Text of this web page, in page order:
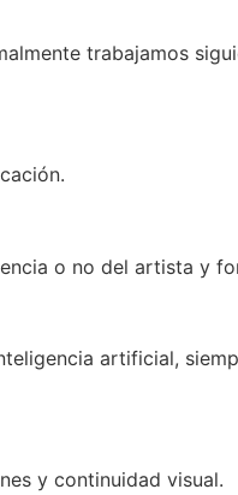
trabajamos
o no del artista y
artificial,
y continuidad visual.